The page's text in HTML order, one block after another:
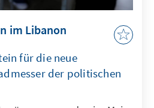
im Libanon
für die neue
der politischen